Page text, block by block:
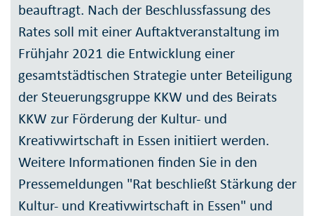
beauftragt. Nach der Beschlussfassung des
Rates soll mit einer Auftaktveranstaltung im
Frühjahr 2021 die Entwicklung einer
gesamtstädtischen Strategie unter Beteiligung
der Steuerungsgruppe KKW und des Beirats
KKW zur Förderung der Kultur- und
Kreativwirtschaft in Essen initiiert werden.
Weitere Informationen finden Sie in den
Pressemeldungen "Rat beschließt Stärkung der
Kultur- und Kreativwirtschaft in Essen" und